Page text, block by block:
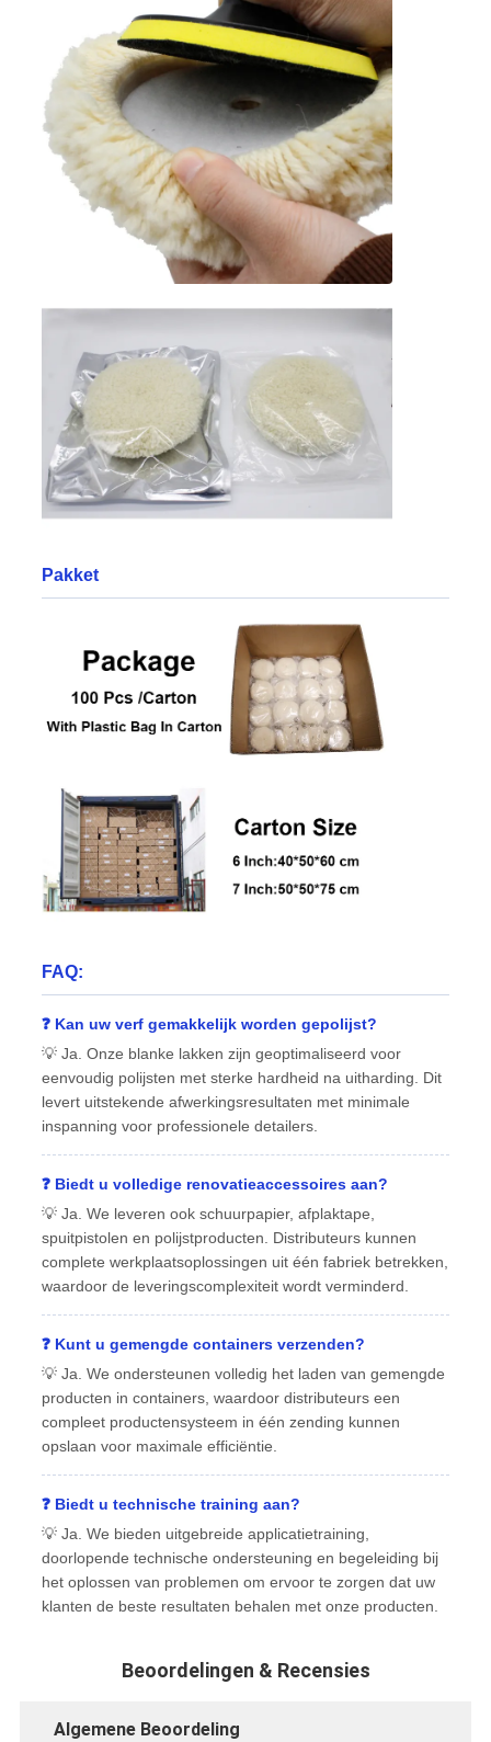
Pakket
FAQ:
❓ Kan uw verf gemakkelijk worden gepolijst?
💡 Ja. Onze blanke lakken zijn geoptimaliseerd voor
eenvoudig polijsten met sterke hardheid na uitharding. Dit
levert uitstekende afwerkingsresultaten met minimale
inspanning voor professionele detailers.
❓ Biedt u volledige renovatieaccessoires aan?
💡 Ja. We leveren ook schuurpapier, afplaktape,
spuitpistolen en polijstproducten. Distributeurs kunnen
complete werkplaatsoplossingen uit één fabriek betrekken,
waardoor de leveringscomplexiteit wordt verminderd.
❓ Kunt u gemengde containers verzenden?
💡 Ja. We ondersteunen volledig het laden van gemengde
producten in containers, waardoor distributeurs een
compleet productensysteem in één zending kunnen
opslaan voor maximale efficiëntie.
❓ Biedt u technische training aan?
💡 Ja. We bieden uitgebreide applicatietraining,
doorlopende technische ondersteuning en begeleiding bij
het oplossen van problemen om ervoor te zorgen dat uw
klanten de beste resultaten behalen met onze producten.
Beoordelingen & Recensies
Algemene Beoordeling